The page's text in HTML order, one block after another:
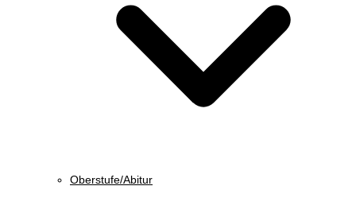
Oberstufe/Abitur